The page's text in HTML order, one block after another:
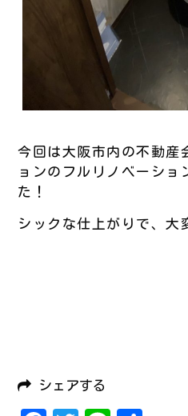
今回は大阪市内の不動産
ョンのフルリノベーショ
た！
シックな仕上がりで、大
シェアする